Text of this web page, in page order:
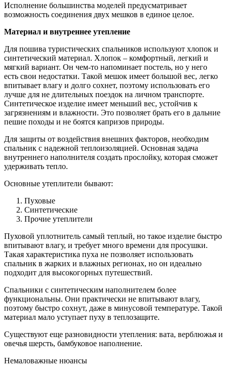
Исполнение большинства моделей предусматривает
возможность соединения двух мешков в единое целое.
Материал и внутреннее утепление
Для пошива туристических спальников используют хлопок и
синтетический материал. Хлопок – комфортный, легкий и
мягкий вариант. Он чем-то напоминает постель, но у него
есть свои недостатки. Такой мешок имеет большой вес, легко
впитывает влагу и долго сохнет, поэтому использовать его
лучше для не длительных поездок на личном транспорте.
Синтетическое изделие имеет меньший вес, устойчив к
загрязнениям и влажности. Это позволяет брать его в дальние
пешие походы и не боятся капризов природы.
Для защиты от воздействия внешних факторов, необходим
спальник с надежной теплоизоляцией. Основная задача
внутреннего наполнителя создать прослойку, которая сможет
удерживать тепло.
Основные утеплители бывают:
Пуховые
Синтетические
Прочие утеплители
Пуховой уплотнитель самый теплый, но такое изделие быстро
впитывают влагу, и требует много времени для просушки.
Такая характеристика пуха не позволяет использовать
спальник в жарких и влажных регионах, но он идеально
подходит для высокогорных путешествий.
Спальники с синтетическим наполнителем более
функциональны. Они практически не впитывают влагу,
поэтому быстро сохнут, даже в минусовой температуре. Такой
материал мало уступает пуху в теплозащите.
Существуют еще разновидности утепления: вата, верблюжья и
овечья шерсть, бамбуковое наполнение.
Немаловажные нюансы